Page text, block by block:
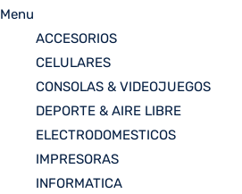
Menu
ACCESORIOS
CELULARES
CONSOLAS & VIDEOJUEGOS
DEPORTE & AIRE LIBRE
ELECTRODOMESTICOS
IMPRESORAS
INFORMATICA